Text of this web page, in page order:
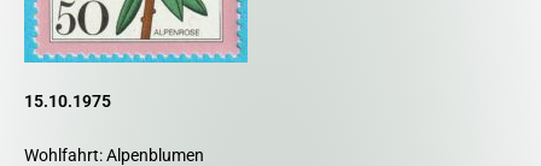
15.10.1975
Wohlfahrt: Alpenblumen